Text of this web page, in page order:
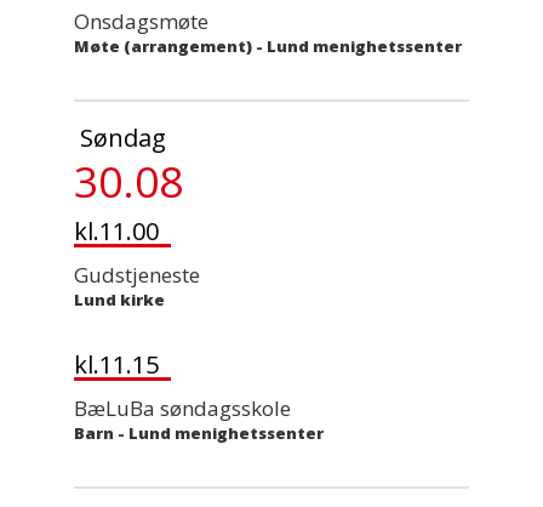
Onsdagsmøte
Møte (arrangement) - Lund menighetssenter
Søndag
30.08
kl.11.00
Gudstjeneste
Lund kirke
kl.11.15
BæLuBa søndagsskole
Barn - Lund menighetssenter